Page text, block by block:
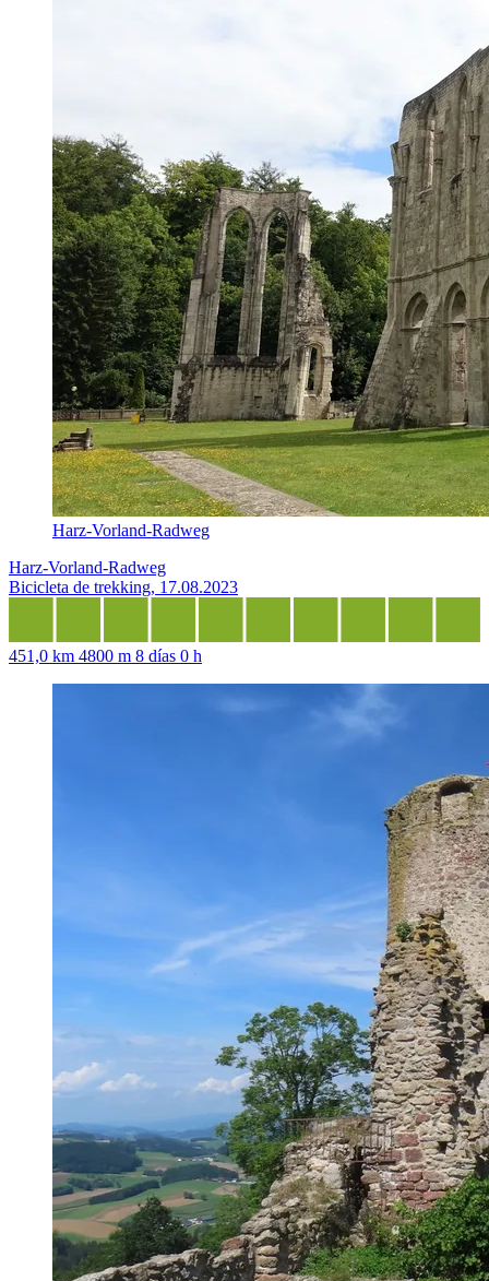
Harz-Vorland-Radweg
Harz-Vorland-Radweg
Bicicleta de trekking, 17.08.2023
451,0 km 4800 m 8 días 0 h